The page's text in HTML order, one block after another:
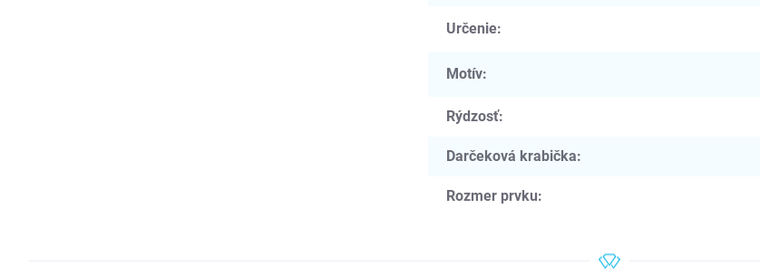
Určenie:
Motív:
Rýdzosť:
Darčeková krabička:
Rozmer prvku: